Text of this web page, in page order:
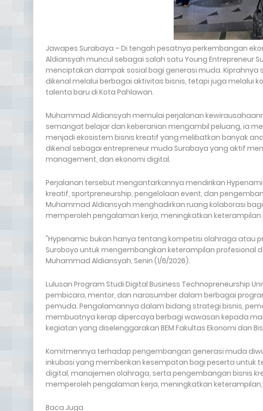
Jawapes Surabaya – Di tengah pesatnya perkembangan
Aldiansyah muncul sebagai salah satu Young Entrepreneur
menciptakan dampak sosial bagi generasi muda.
dikenal melalui berbagai aktivitas bisnis, tetapi juga melalui
talenta baru di Kota Pahlawan.
Muhammad Aldiansyah memulai perjalanan
semangat belajar dan keberanian mengambil peluang, ia
menjadi ekosistem bisnis kreatif yang melibatkan banyak
dikenal sebagai entrepreneur muda Surabaya yang aktif
management, dan ekonomi digital.
Perjalanan tersebut mengantarkannya mendirikan
kreatif, sportpreneurship, pengelolaan event, dan
Muhammad Aldiansyah menghadirkan ruang kolaborasi
memperoleh pengalaman kerja, meningkatkan
"Hypenamic bukan hanya tentang kompetisi olahraga atau
Suroboyo untuk mengembangkan keterampilan profesional
Muhammad Aldiansyah, Senin (1/6/2026).
Lulusan Program Studi Digital Business Technopreneurship
pembicara, mentor, dan narasumber dalam berbagai
pemuda. Pengalamannya dalam bidang strategi bisnis,
membuatnya kerap dipercaya berbagi wawasan kepada
kegiatan yang diselenggarakan BEM Fakultas Ekonomi dan
Komitmennya terhadap pengembangan generasi muda
inkubasi yang memberikan kesempatan bagi peserta
digital, manajemen olahraga, serta pengembangan bisnis
memperoleh pengalaman kerja, meningkatkan
Baca Juga